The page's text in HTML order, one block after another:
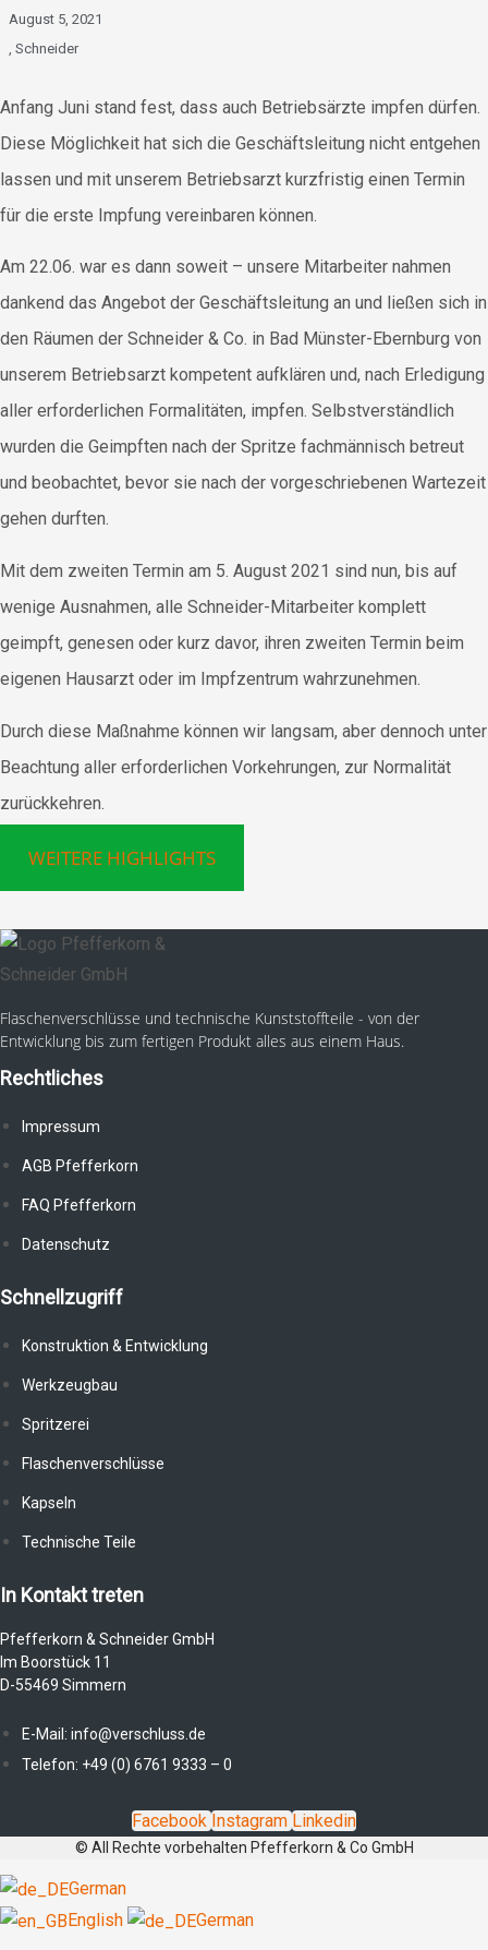
August 5, 2021
Schneider
Anfang Juni stand fest, dass auch Betriebsärzte impfen dürfen.
Diese Möglichkeit hat sich die Geschäftsleitung nicht entgehen
lassen und mit unserem Betriebsarzt kurzfristig einen Termin
für die erste Impfung vereinbaren können.
Am 22.06. war es dann soweit – unsere Mitarbeiter nahmen
dankend das Angebot der Geschäftsleitung an und ließen sich in
den Räumen der Schneider & Co. in Bad Münster-Ebernburg von
unserem Betriebsarzt kompetent aufklären und, nach Erledigung
aller erforderlichen Formalitäten, impfen. Selbstverständlich
wurden die Geimpften nach der Spritze fachmännisch betreut
und beobachtet, bevor sie nach der vorgeschriebenen Wartezeit
gehen durften.
Mit dem zweiten Termin am 5. August 2021 sind nun, bis auf
wenige Ausnahmen, alle Schneider-Mitarbeiter komplett
geimpft, genesen oder kurz davor, ihren zweiten Termin beim
eigenen Hausarzt oder im Impfzentrum wahrzunehmen.
Durch diese Maßnahme können wir langsam, aber dennoch unter
Beachtung aller erforderlichen Vorkehrungen, zur Normalität
zurückkehren.
WEITERE HIGHLIGHTS
Flaschenverschlüsse und technische Kunststoffteile - von der
Entwicklung bis zum fertigen Produkt alles aus einem Haus.
Rechtliches
Impressum
AGB Pfefferkorn
FAQ Pfefferkorn
Datenschutz
Schnellzugriff
Konstruktion & Entwicklung
Werkzeugbau
Spritzerei
Flaschenverschlüsse
Kapseln
Technische Teile
In Kontakt treten
Pfefferkorn & Schneider GmbH
Im Boorstück 11
D-55469 Simmern
E-Mail: info@verschluss.de
Telefon: +49 (0) 6761 9333 – 0
Facebook Instagram Linkedin
© All Rechte vorbehalten Pfefferkorn & Co GmbH
German
English
German